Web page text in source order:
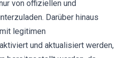
von offiziellen und
Darüber hinaus
legitimen
und aktualisiert werden,